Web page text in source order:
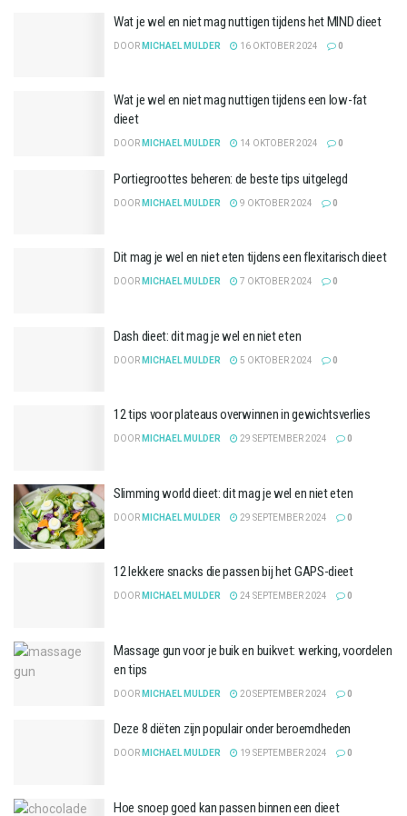
Wat je wel en niet mag nuttigen tijdens het MIND dieet
DOOR MICHAEL MULDER 16 OKTOBER 2024 0
Wat je wel en niet mag nuttigen tijdens een low-fat
dieet
DOOR MICHAEL MULDER 14 OKTOBER 2024 0
Portiegroottes beheren: de beste tips uitgelegd
DOOR MICHAEL MULDER 9 OKTOBER 2024 0
Dit mag je wel en niet eten tijdens een flexitarisch dieet
DOOR MICHAEL MULDER 7 OKTOBER 2024 0
Dash dieet: dit mag je wel en niet eten
DOOR MICHAEL MULDER 5 OKTOBER 2024 0
12 tips voor plateaus overwinnen in gewichtsverlies
DOOR MICHAEL MULDER 29 SEPTEMBER 2024 0
Slimming world dieet: dit mag je wel en niet eten
DOOR MICHAEL MULDER 29 SEPTEMBER 2024 0
12 lekkere snacks die passen bij het GAPS-dieet
DOOR MICHAEL MULDER 24 SEPTEMBER 2024 0
Massage gun voor je buik en buikvet: werking, voordelen
en tips
DOOR MICHAEL MULDER 20 SEPTEMBER 2024 0
Deze 8 diëten zijn populair onder beroemdheden
DOOR MICHAEL MULDER 19 SEPTEMBER 2024 0
Hoe snoep goed kan passen binnen een dieet